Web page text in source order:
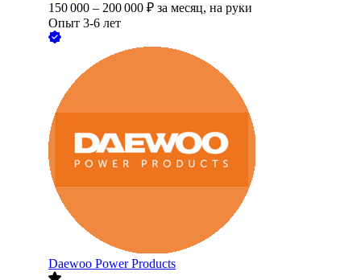
150 000 – 200 000 ₽ за месяц, на руки
Опыт 3-6 лет
Daewoo Power Products